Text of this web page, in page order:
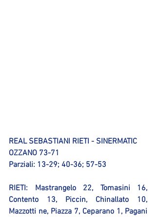
REAL SEBASTIANI RIETI - SINERMATIC
OZZANO 73-71
Parziali: 13-29; 40-36; 57-53
RIETI: Mastrangelo 22, Tomasini 16,
Contento 13, Piccin, Chinallato 10,
Mazzotti ne, Piazza 7, Ceparano 1, Pagani